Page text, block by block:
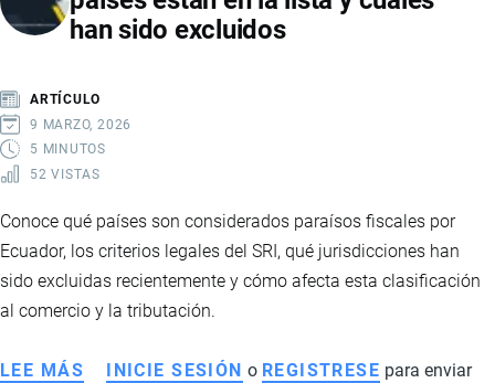
LIBRE
CHINA
han sido excluidos
ARTÍCULO
9 MARZO, 2026
5 MINUTOS
52 VISTAS
Conoce qué países son considerados paraísos fiscales por
Ecuador, los criterios legales del SRI, qué jurisdicciones han
sido excluidas recientemente y cómo afecta esta clasificación
al comercio y la tributación.
LEE MÁS SOBRE
INICIE SESIÓN o REGISTRESE para enviar